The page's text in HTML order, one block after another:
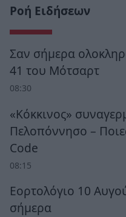
Ροή Ειδήσεων
Σαν σήμερα
41 του Μότσαρτ
08:30
«Κόκκινος»
Πελοπόννησο –
Code
08:15
Εορτολόγιο 10
σήμερα